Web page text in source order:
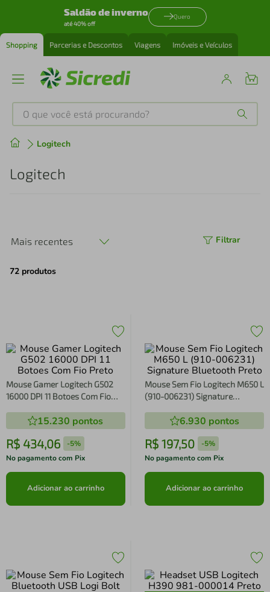
Saldão de inverno
até 40% off
Quero
Shopping Parcerias e Descontos Viagens Imóveis e Veículos
O que você está procurando?
Logitech
Logitech
Mais recentes Filtrar
72 produtos
Mouse Gamer Logitech G502
16000 DPI 11 Botoes Com Fio
15.230 pontos
R$ 434,06 -5%
No pagamento com Pix
Adicionar ao carrinho
Mouse Sem Fio Logitech M650 L
(910-006231) Signature
6.930 pontos
R$ 197,50 -5%
No pagamento com Pix
Adicionar ao carrinho
Produtos mais buscados
º tenis
perfume
4º air fryer